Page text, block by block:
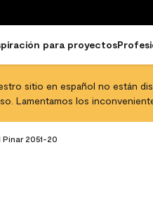
para proyectos
sitio en español no están
Lamentamos los
2051-20